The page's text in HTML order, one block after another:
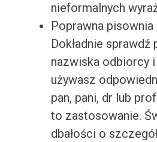
nieformalnych
Poprawna pisownia
Dokładnie sprawdź
nazwiska odbiorcy
używasz
pan, pani, dr lub
to zastosowanie.
dbałości o